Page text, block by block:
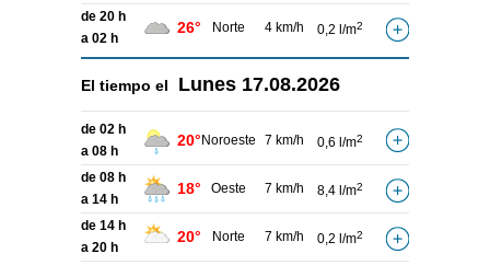
de 20 h
a 02 h
26° Norte 4 km/h 0,2 l/m2
El tiempo el Lunes 17.08.2026
de 02 h
a 08 h
20° Noroeste 7 km/h 0,6 l/m2
de 08 h
a 14 h
18° Oeste 7 km/h 8,4 l/m2
de 14 h
a 20 h
20° Norte 7 km/h 0,2 l/m2